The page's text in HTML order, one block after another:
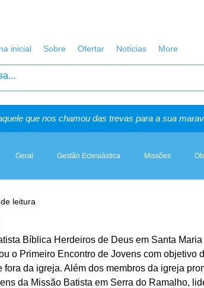
inicial Sobre Ofertar Notícias More
que nos chamou das trevas para a sua
Geral Gestão Eclesiástica Missões
& Esboços
leitura
Bíblica Herdeiros de Deus em Santa
o Primeiro Encontro de Jovens com objetivo
da igreja. Além dos membros da igreja
da Missão Batista em Serra do Ramalho,